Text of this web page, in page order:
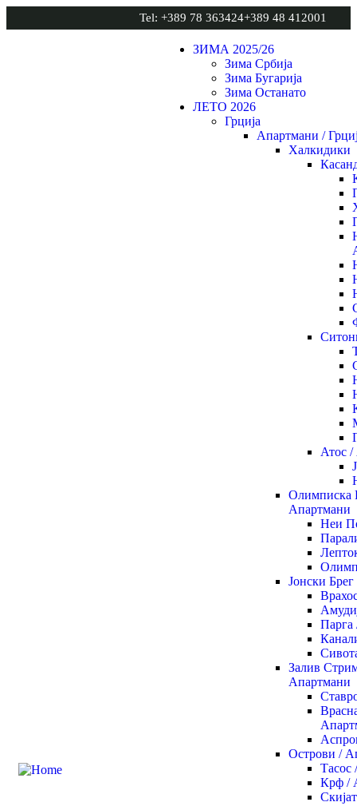
Tel: +389 78 363424+389 48 412001
ЗИМА 2025/26
Зима Србија
Зима Бугарија
Зима Останато
ЛЕТО 2026
Грција
Апартмани /
Халкидики
Атос
Олимписка
Апартмани
Неи
Јонски Брег
Залив
Апартмани
Острови /
Тасос
Крф /